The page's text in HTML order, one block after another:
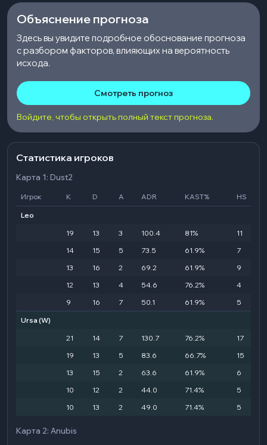
Объяснение прогноза
Здесь вы увидите подробное обоснование прогноза
с разбором факторов, влияющих на вероятность
исхода.
Смотреть прогноз
Войдите, чтобы открыть полный текст прогноза.
Статистика игроков
Карта 1: Dust2
Игрок K D A ADR KAST% HS
Leo
19
13 3 100.4 81%
11
14
15 5 73.5 61.9%
7
13
16 2 69.2 61.9%
9
12
13 4 54.6 76.2%
4
9
16 7 50.1 61.9%
5
Ursa (W)
21
14 7 130.7 76.2%
17
19
13 5 83.6 66.7%
15
13
15 2 63.6 61.9%
6
10
12 2 44.0 71.4%
5
10
13 2 49.0 71.4% 5
Карта 2: Anubis